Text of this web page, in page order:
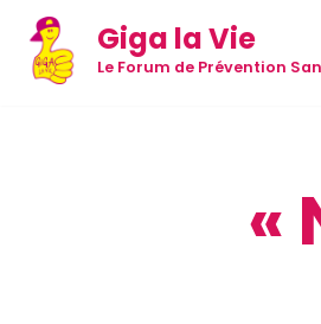
Aller
au
Giga la Vie
Le Forum de Prévention
«